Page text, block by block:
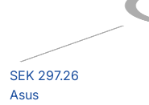
SEK 297.26
Asus